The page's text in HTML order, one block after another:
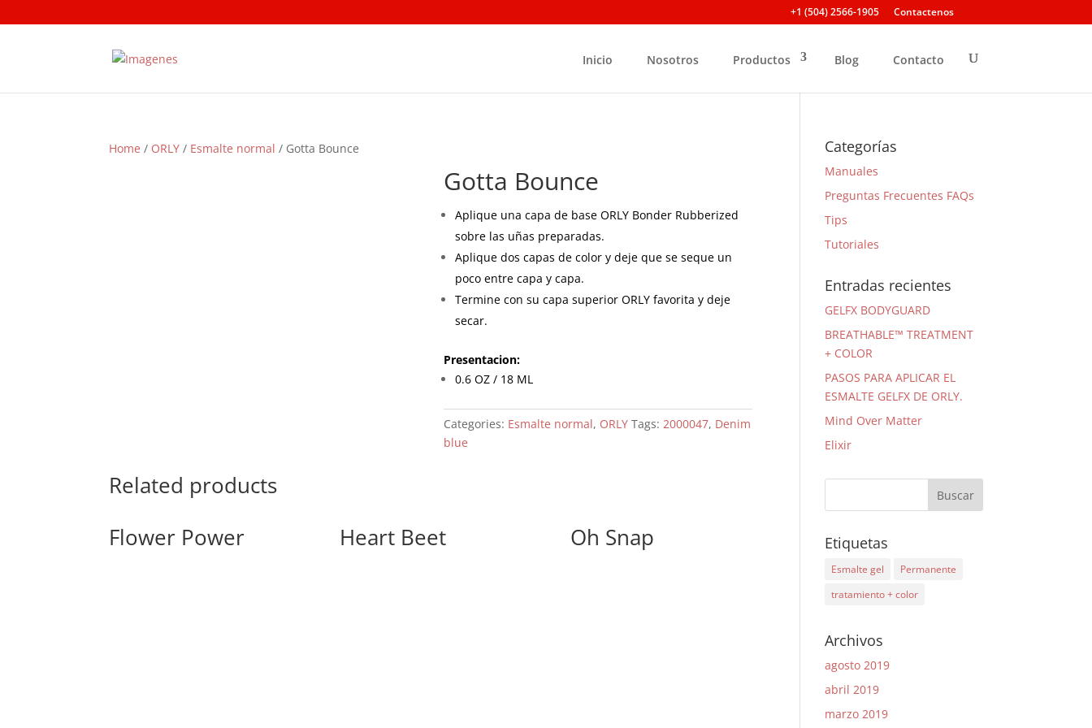
+1 (504) 2566-1905 Contactenos
Inicio Nosotros Productos Blog Contacto
Home / ORLY / Esmalte normal / Gotta Bounce
Gotta Bounce
Aplique una capa de base ORLY Bonder Rubberized
sobre las uñas preparadas.
Aplique dos capas de color y deje que se seque un
poco entre capa y capa.
Termine con su capa superior ORLY favorita y deje
secar.
Presentacion:
0.6 OZ / 18 ML
Categories: Esmalte normal, ORLY Tags:2000047, Denim
blue
Related products
Flower Power
Heart Beet Oh Snap
Categorías
Manuales
Preguntas Frecuentes FAQs
Tips
Tutoriales
Entradas recientes
GELFX BODYGUARD
BREATHABLE™ TREATMENT
+ COLOR
PASOS PARA APLICAR EL
ESMALTE GELFX DE ORLY.
Mind Over Matter
Elixir
Etiquetas
Esmalte gel
Permanente
tratamiento + color
Archivos
agosto 2019
abril 2019
marzo 2019